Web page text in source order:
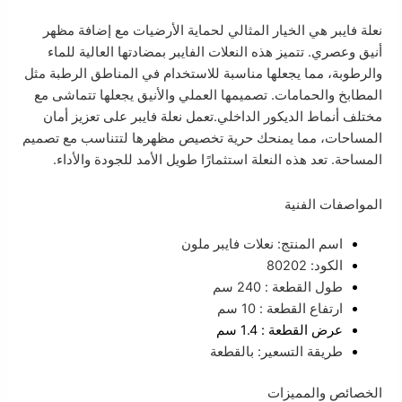
نعلة فايبر هي الخيار المثالي لحماية الأرضيات مع إضافة مظهر
أنيق وعصري. تتميز هذه النعلات الفايبر بمضادتها العالية للماء
والرطوبة، مما يجعلها مناسبة للاستخدام في المناطق الرطبة مثل
المطابخ والحمامات. تصميمها العملي والأنيق يجعلها تتماشى مع
مختلف أنماط الديكور الداخلي.تعمل نعلة فايبر على تعزيز أمان
المساحات، مما يمنحك حرية تخصيص مظهرها لتتناسب مع تصميم
المساحة. تعد هذه النعلة استثمارًا طويل الأمد للجودة والأداء.
المواصفات الفنية
اسم المنتج: نعلات فايبر ملون
الكود: 80202
طول القطعة : 240 سم
ارتفاع القطعة : 10 سم
عرض القطعة : 1.4 سم
طريقة التسعير: بالقطعة
الخصائص والمميزات